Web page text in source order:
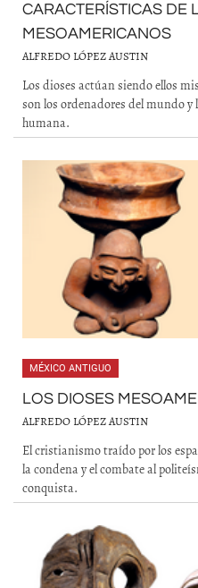
CARACTERÍSTICAS DE
MESOAMERICANOS
ALFREDO LÓPEZ AUSTIN
Los dioses actúan siendo ellos
son los ordenadores del mundo y
humana.
MÉXICO ANTIGUO
LOS DIOSES
ALFREDO LÓPEZ AUSTIN
El cristianismo traído por los
la condena y el combate al
conquista.